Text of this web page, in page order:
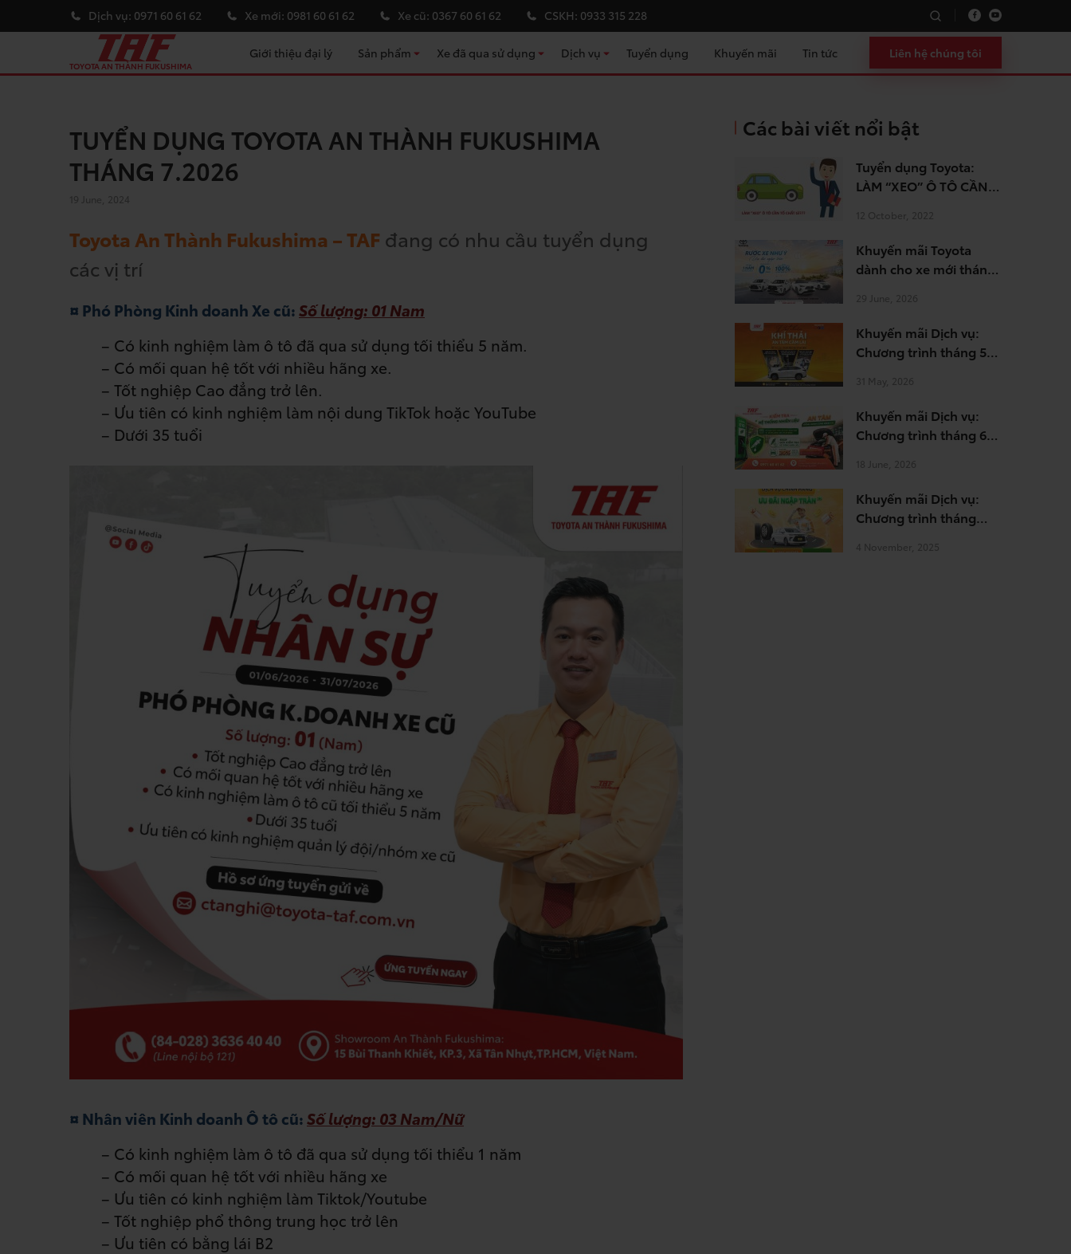
Dịch vụ: 0971 60 61 62 Xe mới: 0981 60 61 62 Xe cũ: 0367 60 61 62 CSKH: 0933 315 228
TOYOTA AN THÀNH FUKUSHIMA
Giới thiệu đại lý Sản phẩm Xe đã qua sử dụng Dịch vụ
Chính sách bảo hành
Tư vấn bảo hiểm
Tuyển dụng Khuyến mãi Tin tức Liên hệ chúng tôi
TUYỂN DỤNG TOYOTA AN THÀNH FUKUSHIMA
THÁNG 7.2026
Toyota An Thành Fukushima – TAF đang có nhu cầu tuyển dụng
các vị trí
¤ Phó Phòng Kinh doanh Xe cũ:Số lượng: 01 Nam
– Có kinh nghiệm làm ô tô đã qua sử dụng tối thiểu 5 năm.
– Có mối quan hệ tốt với nhiều hãng xe.
– Tốt nghiệp Cao đẳng trở lên.
– Ưu tiên có kinh nghiệm làm nội dung TikTok hoặc YouTube
– Dưới 35 tuổi
¤ Nhân viên Kinh doanh Ô tô cũ:Số lượng: 03 Nam/Nữ
– Có kinh nghiệm làm ô tô đã qua sử dụng tối thiểu 1 năm
– Có mối quan hệ tốt với nhiều hãng xe
– Ưu tiên có kinh nghiệm làm Tiktok/Youtube
– Tốt nghiệp phổ thông trung học trở lên
– Ưu tiên có bằng lái B2
Các bài viết nổi bật
Tuyển dụng Toyota:
LÀM “XEO” Ô TÔ CẦN
Khuyến mãi Toyota
dành cho xe mới tháng
Khuyến mãi Dịch vụ:
Chương trình tháng 5-
Khuyến mãi Dịch vụ:
Chương trình tháng 6-
Khuyến mãi Dịch vụ:
Chương trình tháng